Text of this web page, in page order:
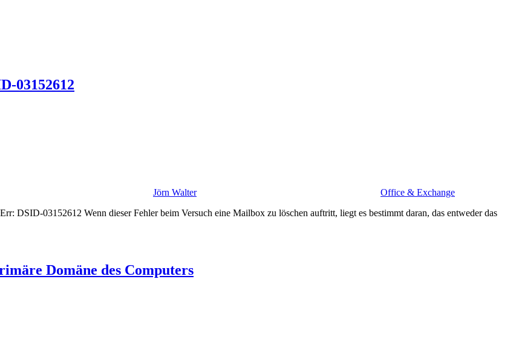
03152612
Jörn Walter
Office & Exchange
DSID-03152612 Wenn dieser Fehler beim Versuch eine Mailbox zu löschen auftritt, liegt es bestimmt daran, das entweder das
Domäne des Computers